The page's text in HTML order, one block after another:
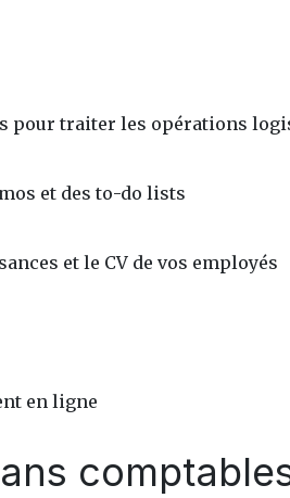
pour traiter les opérations
et des to-do lists
et le CV de vos employés
en ligne